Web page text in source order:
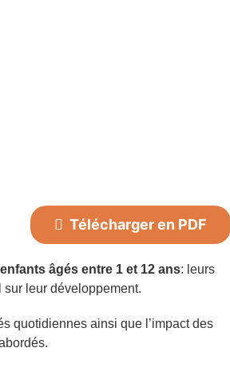
Télécharger en PDF
âgés entre 1 et 12 ans: leurs
sur leur développement.
quotidiennes ainsi que l’impact des